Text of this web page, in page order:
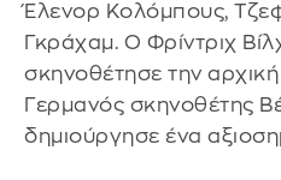
Έλενορ Κολόμπους,
Γκράχαμ. Ο Φρίντριχ
σκηνοθέτησε την αρχική
Γερμανός σκηνοθέτης
δημιούργησε ένα